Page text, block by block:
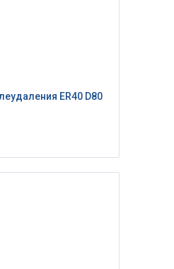
ER40 D80